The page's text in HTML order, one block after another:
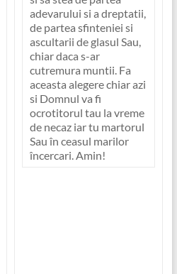
adevarului si a dreptatii,
de partea sfinteniei si
ascultarii de glasul Sau,
chiar daca s-ar
cutremura muntii. Fa
aceasta alegere chiar azi
si Domnul va fi
ocrotitorul tau la vreme
de necaz iar tu martorul
Sau în ceasul marilor
încercari. Amin!